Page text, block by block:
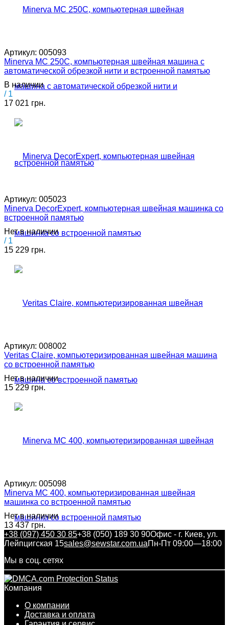
Артикул: 005093
Minerva MC 250C, компьютерная швейная машина с
автоматической обрезкой нити и встроенной памятью
В наличии
/ 1
17 021 грн.
Артикул: 005023
Minerva DecorExpert, компьютерная швейная машинка со
встроенной памятью
Нет в наличии
/ 1
15 229 грн.
Артикул: 008002
Veritas Claire, компьютеризированная швейная машина
со встроенной памятью
Нет в наличии
15 229 грн.
Артикул: 005098
Minerva MC 400, компьютеризированная швейная
машинка со встроенной памятью
Нет в наличии
13 437 грн.
+38 (097) 450 30 85+38 (050) 189 30 90Офис - г. Киев, ул.
Лейпцигская 15sales@sewstar.com.uaПн-Пт 09:00—18:00
Мы в соц. сетях
Компания
О компании
Доставка и оплата